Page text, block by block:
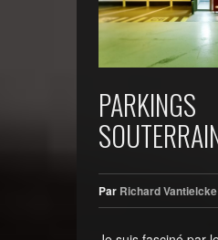
PARKINGS
Par Richard Vantielcke